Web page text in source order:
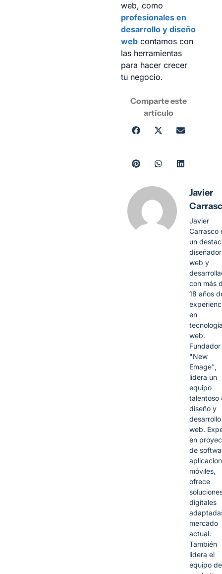
web, como
profesionales en
desarrollo y diseño
web contamos con
las herramientas
para hacer crecer
tu negocio.
Comparte este
artículo
Javier
Javier
Carrasco
un
diseñador
web y
con más
18 años
en
web.
"New
Emage",
lidera un
equipo
talentoso
diseño y
desarrollo
web.
en
de
móviles,
ofrece
digitales
mercado
actual.
También
lidera el
equipo de